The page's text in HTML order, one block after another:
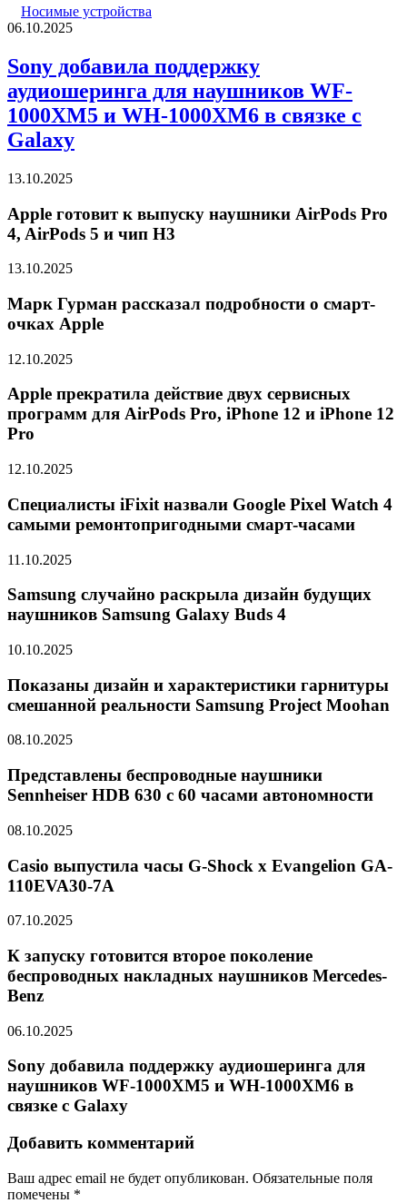
Носимые устройства
06.10.2025
Sony добавила поддержку
аудиошеринга для наушников WF-
1000XM5 и WH-1000XM6 в связке с
Galaxy
13.10.2025
Apple готовит к выпуску наушники AirPods Pro
4, AirPods 5 и чип H3
13.10.2025
Марк Гурман рассказал подробности о смарт-
очках Apple
12.10.2025
Apple прекратила действие двух сервисных
программ для AirPods Pro, iPhone 12 и iPhone 12
Pro
12.10.2025
Специалисты iFixit назвали Google Pixel Watch 4
самыми ремонтопригодными смарт-часами
11.10.2025
Samsung случайно раскрыла дизайн будущих
наушников Samsung Galaxy Buds 4
10.10.2025
Показаны дизайн и характеристики гарнитуры
смешанной реальности Samsung Project Moohan
08.10.2025
Представлены беспроводные наушники
Sennheiser HDB 630 с 60 часами автономности
08.10.2025
Casio выпустила часы G-Shock x Evangelion GA-
110EVA30-7A
07.10.2025
К запуску готовится второе поколение
беспроводных накладных наушников Mercedes-
Benz
06.10.2025
Sony добавила поддержку аудиошеринга для
наушников WF-1000XM5 и WH-1000XM6 в
связке с Galaxy
Добавить комментарий
Ваш адрес email не будет опубликован. Обязательные поля
помечены *